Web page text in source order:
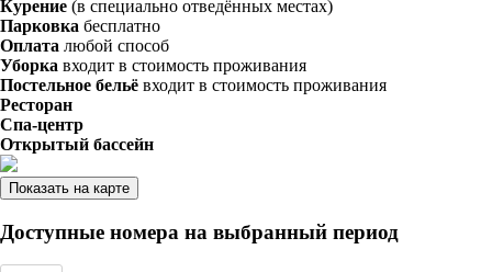
Курение (в специально отведённых местах)
Парковка бесплатно
Оплата любой способ
Уборка входит в стоимость проживания
Постельное бельё входит в стоимость проживания
Ресторан
Спа-центр
Открытый бассейн
Показать на карте
Доступные номера на выбранный период